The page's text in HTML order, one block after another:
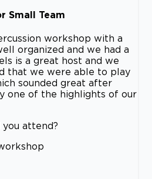
Small Team
workshop with a
organized and we had a
is a great host and we
that we were able to play
sounded great after
one of the highlights of our
attend?